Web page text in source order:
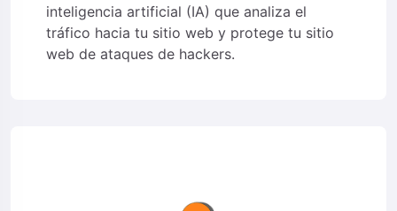
inteligencia artificial (IA) que analiza el
tráfico hacia tu sitio web y protege tu sitio
web de ataques de hackers.